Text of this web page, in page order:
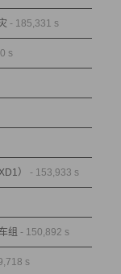
- 185,331 s
s
） - 153,933 s
组 - 150,892 s
s